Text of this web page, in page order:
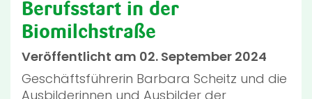
Berufsstart in der
Biomilchstraße
Veröffentlicht am 02. September 2024
Geschäftsführerin Barbara Scheitz und die
Ausbilderinnen und Ausbilder der